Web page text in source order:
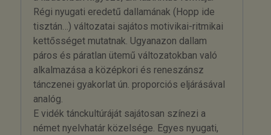
Régi nyugati eredetű dallamának (Hopp ide
tisztán…) változatai sajátos motivikai-ritmikai
kettősséget mutatnak. Ugyanazon dallam
páros és páratlan ütemű változatokban való
alkalmazása a középkori és reneszánsz
tánczenei gyakorlat ún. proporciós eljárásával
analóg.
E vidék tánckultúráját sajátosan színezi a
német nyelvhatár közelsége. Egyes nyugati,